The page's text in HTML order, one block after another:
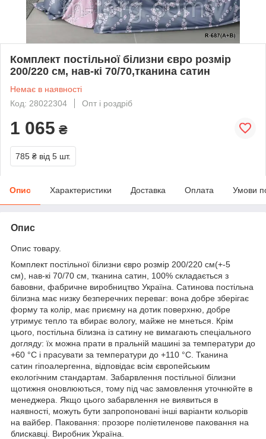
Комплект постільної білизни євро розмір
200/220 см, нав-кі 70/70,тканина сатин
Немає в наявності
Код: 28022304
Опт і роздріб
1 065 ₴
785 ₴ від 5 шт.
Опис Характеристики Доставка Оплата Умови
Опис
Опис товару.
Комплект постільної білизни євро розмір 200/220 см(+-5
см), нав-кі 70/70 см, тканина сатин, 100% складається з
бавовни, фабричне виробництво Україна. Сатинова постільна
білизна має низку безперечних переваг: вона добре зберігає
форму та колір, має приємну на дотик поверхню, добре
утримує тепло та вбирає вологу, майже не мнеться. Крім
цього, постільна білизна із сатину не вимагають спеціального
догляду: їх можна прати в пральній машині за температури до
+60 °C і прасувати за температури до +110 °C. Тканина
сатин гіпоалергенна, відповідає всім європейським
екологічним стандартам. Забарвлення постільної білизни
щотижня оновлюються, тому під час замовлення уточнюйте в
менеджера. Якщо цього забарвлення не виявиться в
наявності, можуть бути запропоновані інші варіанти кольорів
на вайбер. Паковання: прозоре поліетиленове паковання на
блискавці. Виробник Україна.